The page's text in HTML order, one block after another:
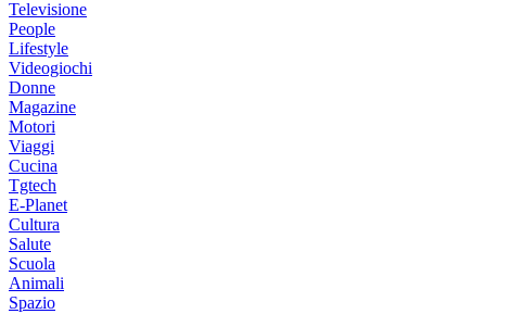
Televisione
People
Lifestyle
Videogiochi
Donne
Magazine
Motori
Viaggi
Cucina
Tgtech
E-Planet
Cultura
Salute
Scuola
Animali
Spazio